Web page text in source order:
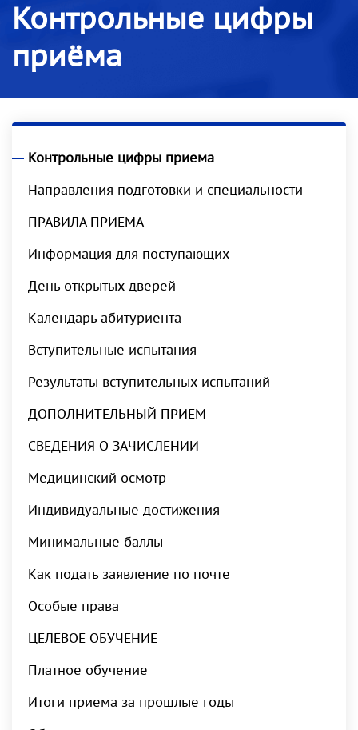
Контрольные цифры
приёма
Контрольные цифры приема
Направления подготовки и специальности
ПРАВИЛА ПРИЕМА
Информация для поступающих
День открытых дверей
Календарь абитуриента
Вступительные испытания
Результаты вступительных испытаний
ДОПОЛНИТЕЛЬНЫЙ ПРИЕМ
СВЕДЕНИЯ О ЗАЧИСЛЕНИИ
Медицинский осмотр
Индивидуальные достижения
Минимальные баллы
Как подать заявление по почте
Особые права
ЦЕЛЕВОЕ ОБУЧЕНИЕ
Платное обучение
Итоги приема за прошлые годы